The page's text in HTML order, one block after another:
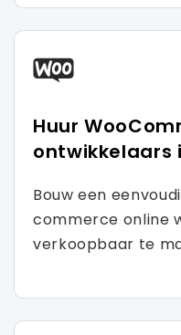
Huur
ontwikkelaars
Bouw een
commerce online
verkoopbaar te